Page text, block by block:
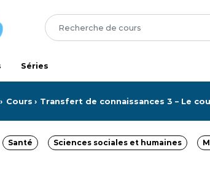
Séries
Cours Transfert de connaissances 3 – Le
Catégorie
Santé Catégorie
Sciences sociales et humaines